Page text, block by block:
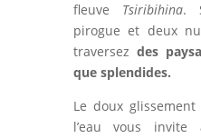
fleuve Tsiribihina.
pirogue et deux
traversez des
que splendides.
Le doux
l’eau vous invite